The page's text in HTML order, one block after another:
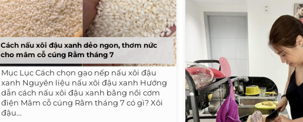
Cách nấu xôi đậu xanh dẻo ngon, thơm nức
cho mâm cỗ cúng Rằm tháng 7
Mục Lục Cách chọn gạo nếp nấu xôi đậu
xanh Nguyên liệu nấu xôi đậu xanh Hướng
dẫn cách nấu xôi đậu xanh bằng nồi cơm
điện Mâm cỗ cúng Rằm tháng 7 có gì? Xôi
đậu...